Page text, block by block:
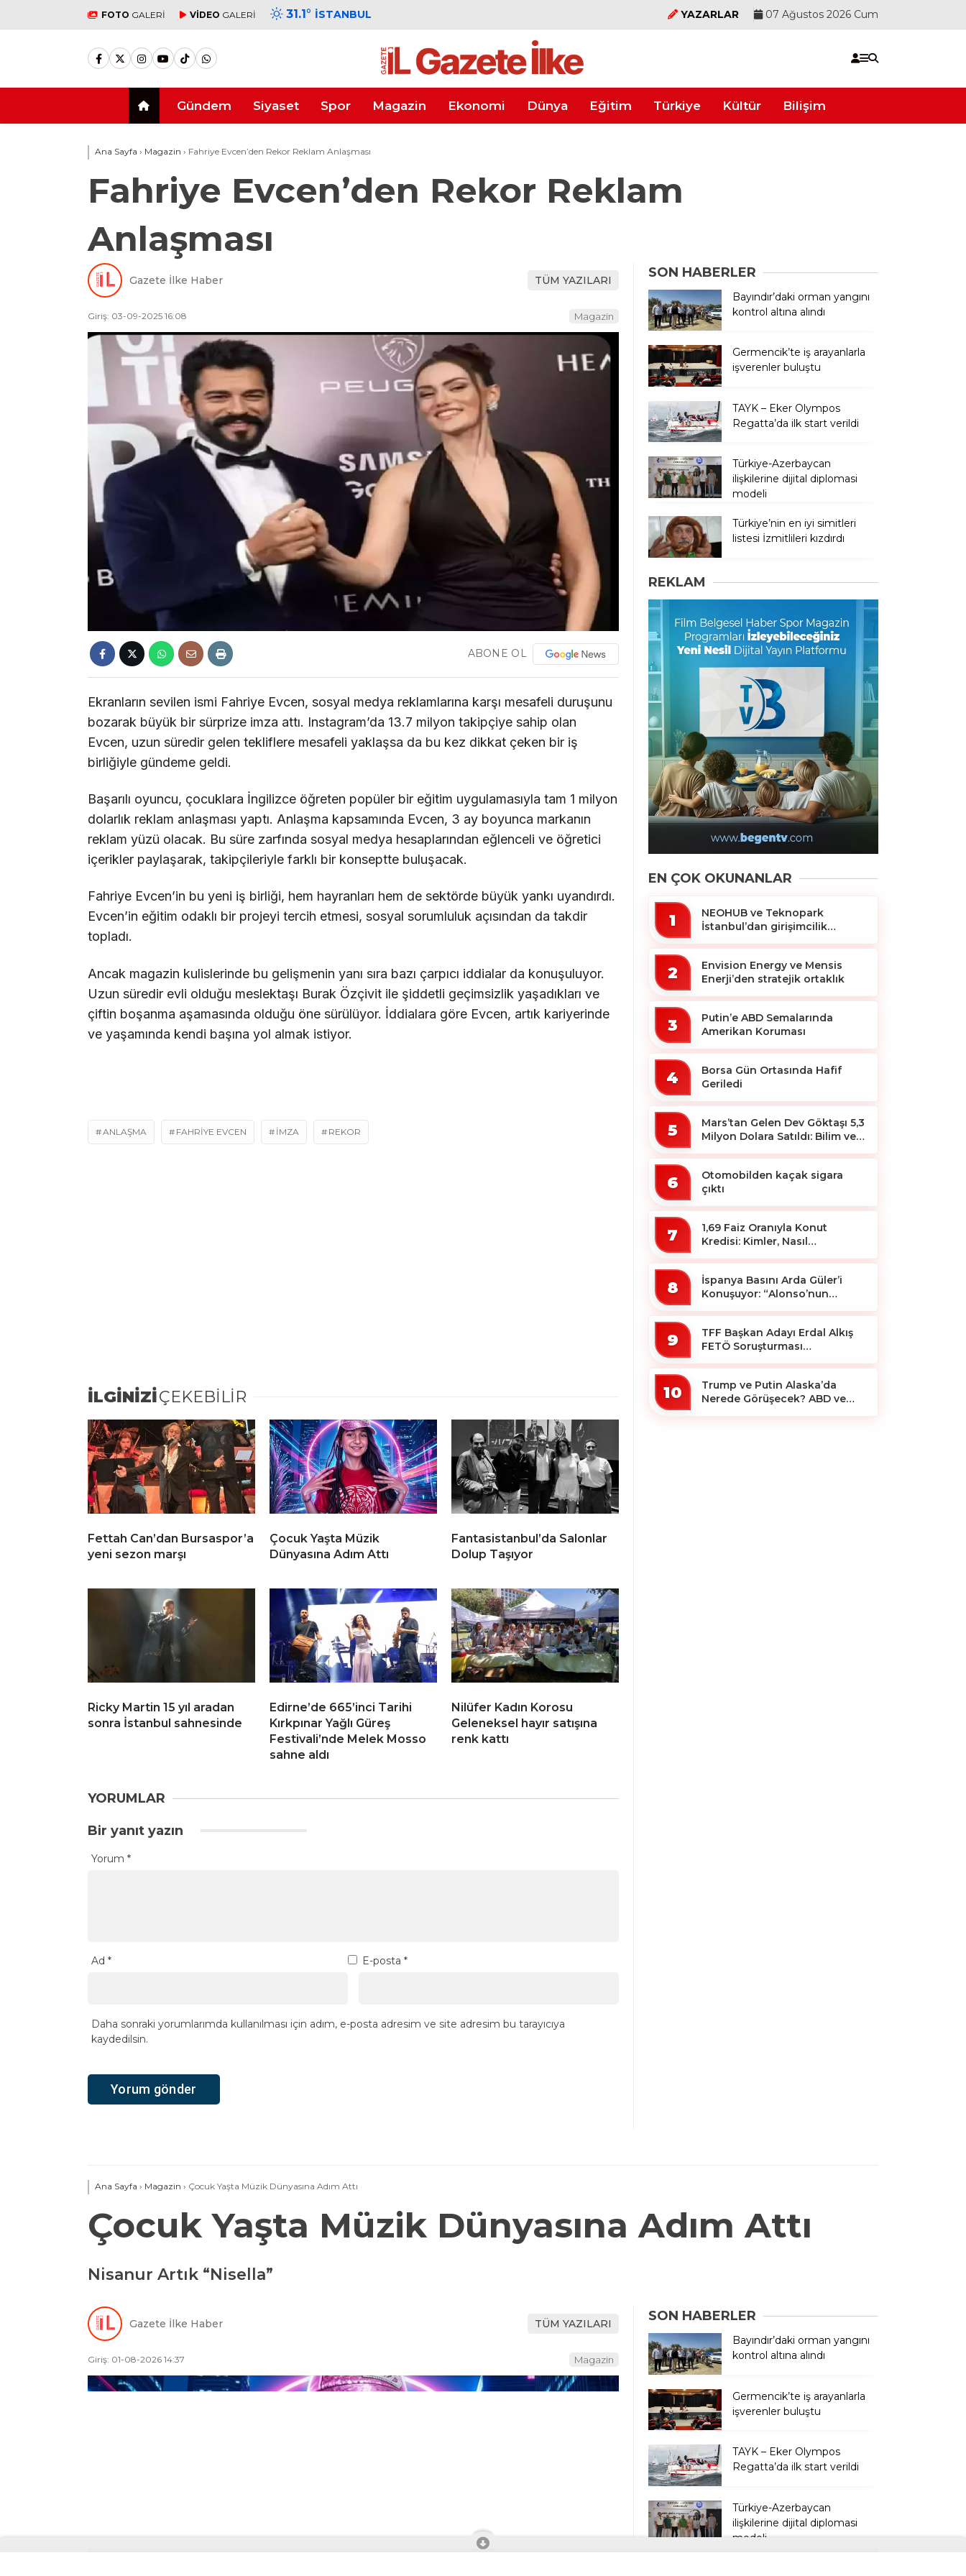
FOTO GALERİ VİDEO GALERİ 31.1° İSTANBUL YAZARLAR 07 Ağustos 2026 Cum
Gündem Siyaset Spor Magazin Ekonomi Dünya Eğitim Türkiye Kültür Bilişim
Ana Sayfa › Magazin › Fahriye Evcen’den Rekor Reklam Anlaşması
Fahriye Evcen’den Rekor Reklam
Anlaşması
Gazete İlke Haber TÜM YAZILARI
Giriş: 03-09-2025 16:08 Magazin
ABONE OL
Ekranların sevilen ismi Fahriye Evcen, sosyal medya reklamlarına karşı mesafeli duruşunu
bozarak büyük bir sürprize imza attı. Instagram’da 13.7 milyon takipçiye sahip olan
Evcen, uzun süredir gelen tekliflere mesafeli yaklaşsa da bu kez dikkat çeken bir iş
birliğiyle gündeme geldi.
Başarılı oyuncu, çocuklara İngilizce öğreten popüler bir eğitim uygulamasıyla tam 1 milyon
dolarlık reklam anlaşması yaptı. Anlaşma kapsamında Evcen, 3 ay boyunca markanın
reklam yüzü olacak. Bu süre zarfında sosyal medya hesaplarından eğlenceli ve öğretici
içerikler paylaşarak, takipçileriyle farklı bir konseptte buluşacak.
Fahriye Evcen’in bu yeni iş birliği, hem hayranları hem de sektörde büyük yankı uyandırdı.
Evcen’in eğitim odaklı bir projeyi tercih etmesi, sosyal sorumluluk açısından da takdir
topladı.
Ancak magazin kulislerinde bu gelişmenin yanı sıra bazı çarpıcı iddialar da konuşuluyor.
Uzun süredir evli olduğu meslektaşı Burak Özçivit ile şiddetli geçimsizlik yaşadıkları ve
çiftin boşanma aşamasında olduğu öne sürülüyor. İddialara göre Evcen, artık kariyerinde
ve yaşamında kendi başına yol almak istiyor.
ANLAŞMA FAHRİYE EVCEN IMZA REKOR
İLGİNİZİÇEKEBİLİR
Fettah Can’dan Bursaspor’a
yeni sezon marşı
Çocuk Yaşta Müzik
Dünyasına Adım Attı
Fantasistanbul’da Salonlar
Dolup Taşıyor
Ricky Martin 15 yıl aradan
sonra İstanbul sahnesinde
Edirne’de 665’inci Tarihi
Kırkpınar Yağlı Güreş
Festivali’nde Melek Mosso
sahne aldı
Nilüfer Kadın Korosu
Geleneksel hayır satışına
renk kattı
YORUMLAR
Bir yanıt yazın
Yorum *
Ad * E-posta *
Daha sonraki yorumlarımda kullanılması için adım, e-posta adresim ve site adresim bu tarayıcıya
kaydedilsin.
SON HABERLER
Bayındır’daki orman yangını
kontrol altına alındı
Germencik’te iş arayanlarla
işverenler buluştu
TAYK – Eker Olympos
Regatta’da ilk start verildi
Türkiye-Azerbaycan
ilişkilerine dijital diplomasi
modeli
Türkiye’nin en iyi simitleri
listesi İzmitlileri kızdırdı
REKLAM
EN ÇOK OKUNANLAR
1
NEOHUB ve Teknopark
İstanbul’dan girişimcilik
2
Envision Energy ve Mensis
Enerji’den stratejik ortaklık
3
Putin’e ABD Semalarında
Amerikan Koruması
4
Borsa Gün Ortasında Hafif
Geriledi
5
Mars’tan Gelen Dev Göktaşı 5,3
Milyon Dolara Satıldı: Bilim ve
6
Otomobilden kaçak sigara
çıktı
7
1,69 Faiz Oranıyla Konut
Kredisi: Kimler, Nasıl
8
İspanya Basını Arda Güler’i
Konuşuyor: “Alonso’nun
9
TFF Başkan Adayı Erdal Alkış
FETÖ Soruşturması
10
Trump ve Putin Alaska’da
Nerede Görüşecek? ABD ve
Ana Sayfa › Magazin › Çocuk Yaşta Müzik Dünyasına Adım Attı
Çocuk Yaşta Müzik Dünyasına Adım Attı
Nisanur Artık “Nisella”
Gazete İlke Haber TÜM YAZILARI
Giriş: 01-08-2026 14:37 Magazin
SON HABERLER
Bayındır’daki orman yangını
kontrol altına alındı
Germencik’te iş arayanlarla
işverenler buluştu
TAYK – Eker Olympos
Regatta’da ilk start verildi
Türkiye-Azerbaycan
ilişkilerine dijital diplomasi
modeli